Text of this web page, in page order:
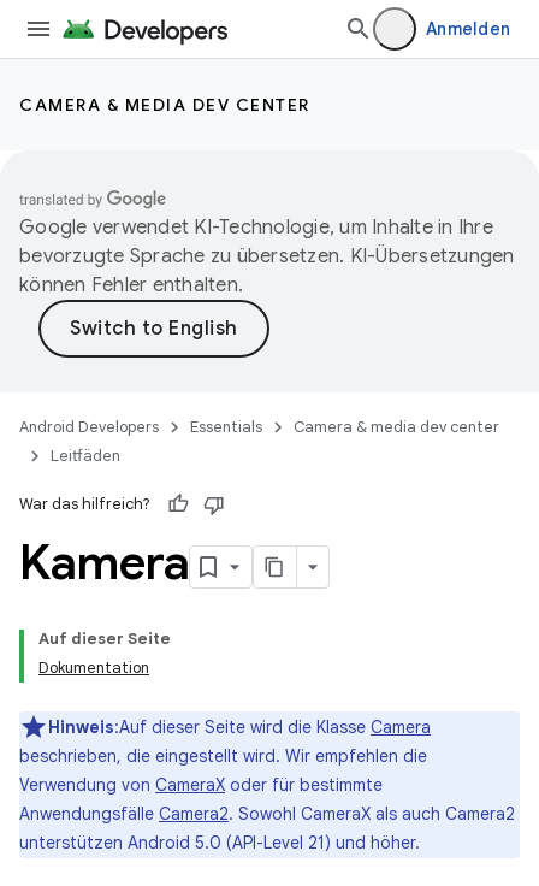
Anmelden
CAMERA & MEDIA DEV CENTER
Google verwendet KI-Technologie, um Inhalte in Ihre
bevorzugte Sprache zu übersetzen. KI-Übersetzungen
können Fehler enthalten.
Android Developers Essentials
Camera & media dev center
Leitfäden
War das hilfreich?
Kamera
Auf dieser Seite
Dokumentation
Hinweis:Auf dieser Seite wird die Klasse Camera
beschrieben, die eingestellt wird. Wir empfehlen die
Verwendung von CameraX oder für bestimmte
Anwendungsfälle Camera2. Sowohl CameraX als auch Camera2
unterstützen Android 5.0 (API-Level 21) und höher.